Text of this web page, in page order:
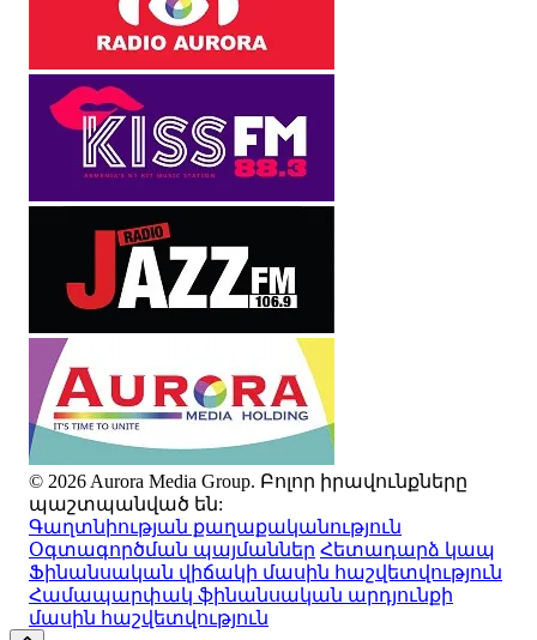
© 2026 Aurora Media Group. Բոլոր իրավունքները
պաշտպանված են:
Գաղտնիության քաղաքականություն
Օգտագործման պայմաններ Հետադարձ կապ
Ֆինանսական վիճակի մասին հաշվետվություն
Համապարփակ ֆինանսական արդյունքի
մասին հաշվետվություն